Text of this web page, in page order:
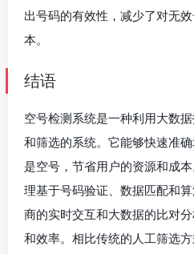
出号码的有效性，减少了对无
本。
结语
空号检测系统是一种利用大数
和筛选的系统。它能够快速准
是空号，节省用户的资源和成
理基于号码验证、数据匹配和
商的实时交互和大数据的比对
和效率。相比传统的人工筛选